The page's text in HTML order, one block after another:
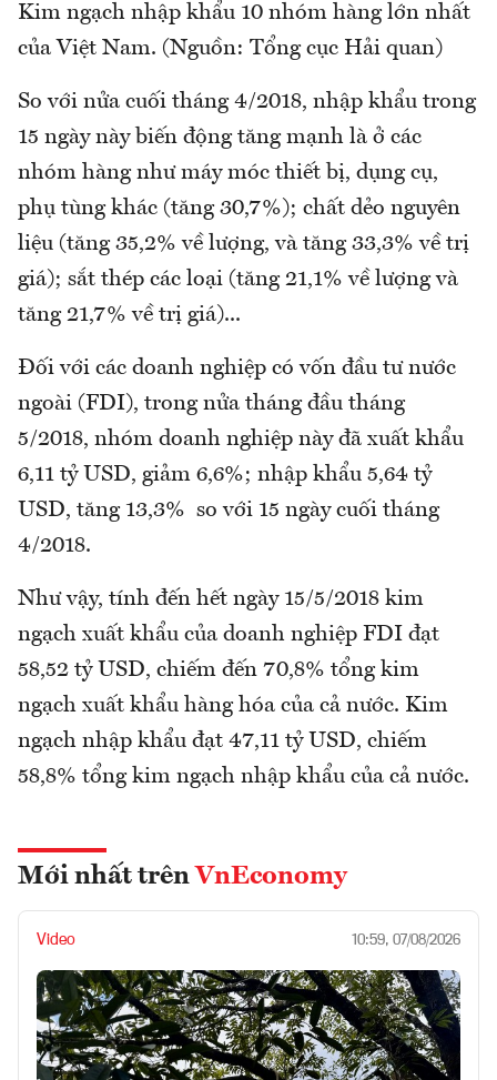
Kim ngạch nhập khẩu 10 nhóm hàng lớn nhất
của Việt Nam. (Nguồn: Tổng cục Hải quan)
So với nửa cuối tháng 4/2018, nhập khẩu trong
15 ngày này biến động tăng mạnh là ở các
nhóm hàng như máy móc thiết bị, dụng cụ,
phụ tùng khác (tăng 30,7%); chất dẻo nguyên
liệu (tăng 35,2% về lượng, và tăng 33,3% về trị
giá); sắt thép các loại (tăng 21,1% về lượng và
tăng 21,7% về trị giá)...
Đối với các doanh nghiệp có vốn đầu tư nước
ngoài (FDI), trong nửa tháng đầu tháng
5/2018, nhóm doanh nghiệp này đã xuất khẩu
6,11 tỷ USD, giảm 6,6%; nhập khẩu 5,64 tỷ
USD, tăng 13,3% so với 15 ngày cuối tháng
4/2018.
Như vậy, tính đến hết ngày 15/5/2018 kim
ngạch xuất khẩu của doanh nghiệp FDI đạt
58,52 tỷ USD, chiếm đến 70,8% tổng kim
ngạch xuất khẩu hàng hóa của cả nước. Kim
ngạch nhập khẩu đạt 47,11 tỷ USD, chiếm
58,8% tổng kim ngạch nhập khẩu của cả nước.
Mới nhất trên VnEconomy
Video 10:59, 07/08/2026